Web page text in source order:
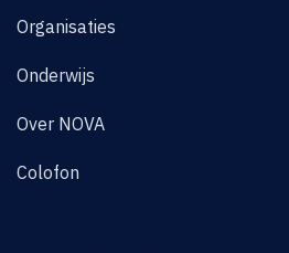
Organisaties
Onderwijs
Over NOVA
Colofon